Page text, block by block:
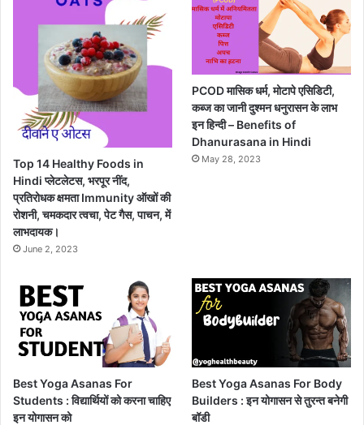
Top 14 Healthy Foods in
Hindi प्लेटलेटस, भरपूर नींद,
प्रतिरोधक क्षमता Immunity ऑखों की
रोशनी, चमकदार त्वचा, पेट गैस, पाचन, में
लाभदायक।
June 2, 2023
PCOD मासिक धर्म, मोटापे एसिडिटी,
कब्ज का जानी दुश्मन धनुरासन के लाभ
इन हिन्दी – Benefits of
Dhanurasana in Hindi
May 28, 2023
Best Yoga Asanas For
Students : विद्यार्थियों को करना चाहिए
इन योगासन को
Best Yoga Asanas For Body
Builders : इन योगासन से तुरन्त बनेगी
बॉडी